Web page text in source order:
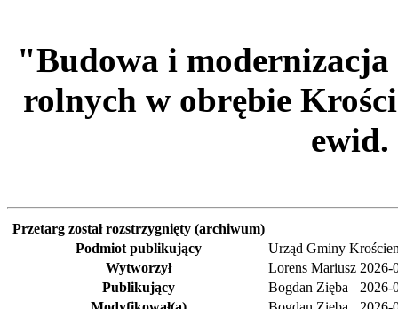
"Budowa i
rolnych w obrębie
Przetarg został rozstrzygnięty (archiwum)
Podmiot publikujący
Urząd Gminy
Wytworzył
Lorens Mariusz 2026-
Publikujący
Bogdan Zięba
2026-